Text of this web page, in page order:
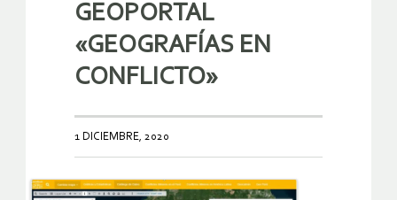
GEOPORTAL
«GEOGRAFÍAS EN
CONFLICTO»
1 DICIEMBRE, 2020